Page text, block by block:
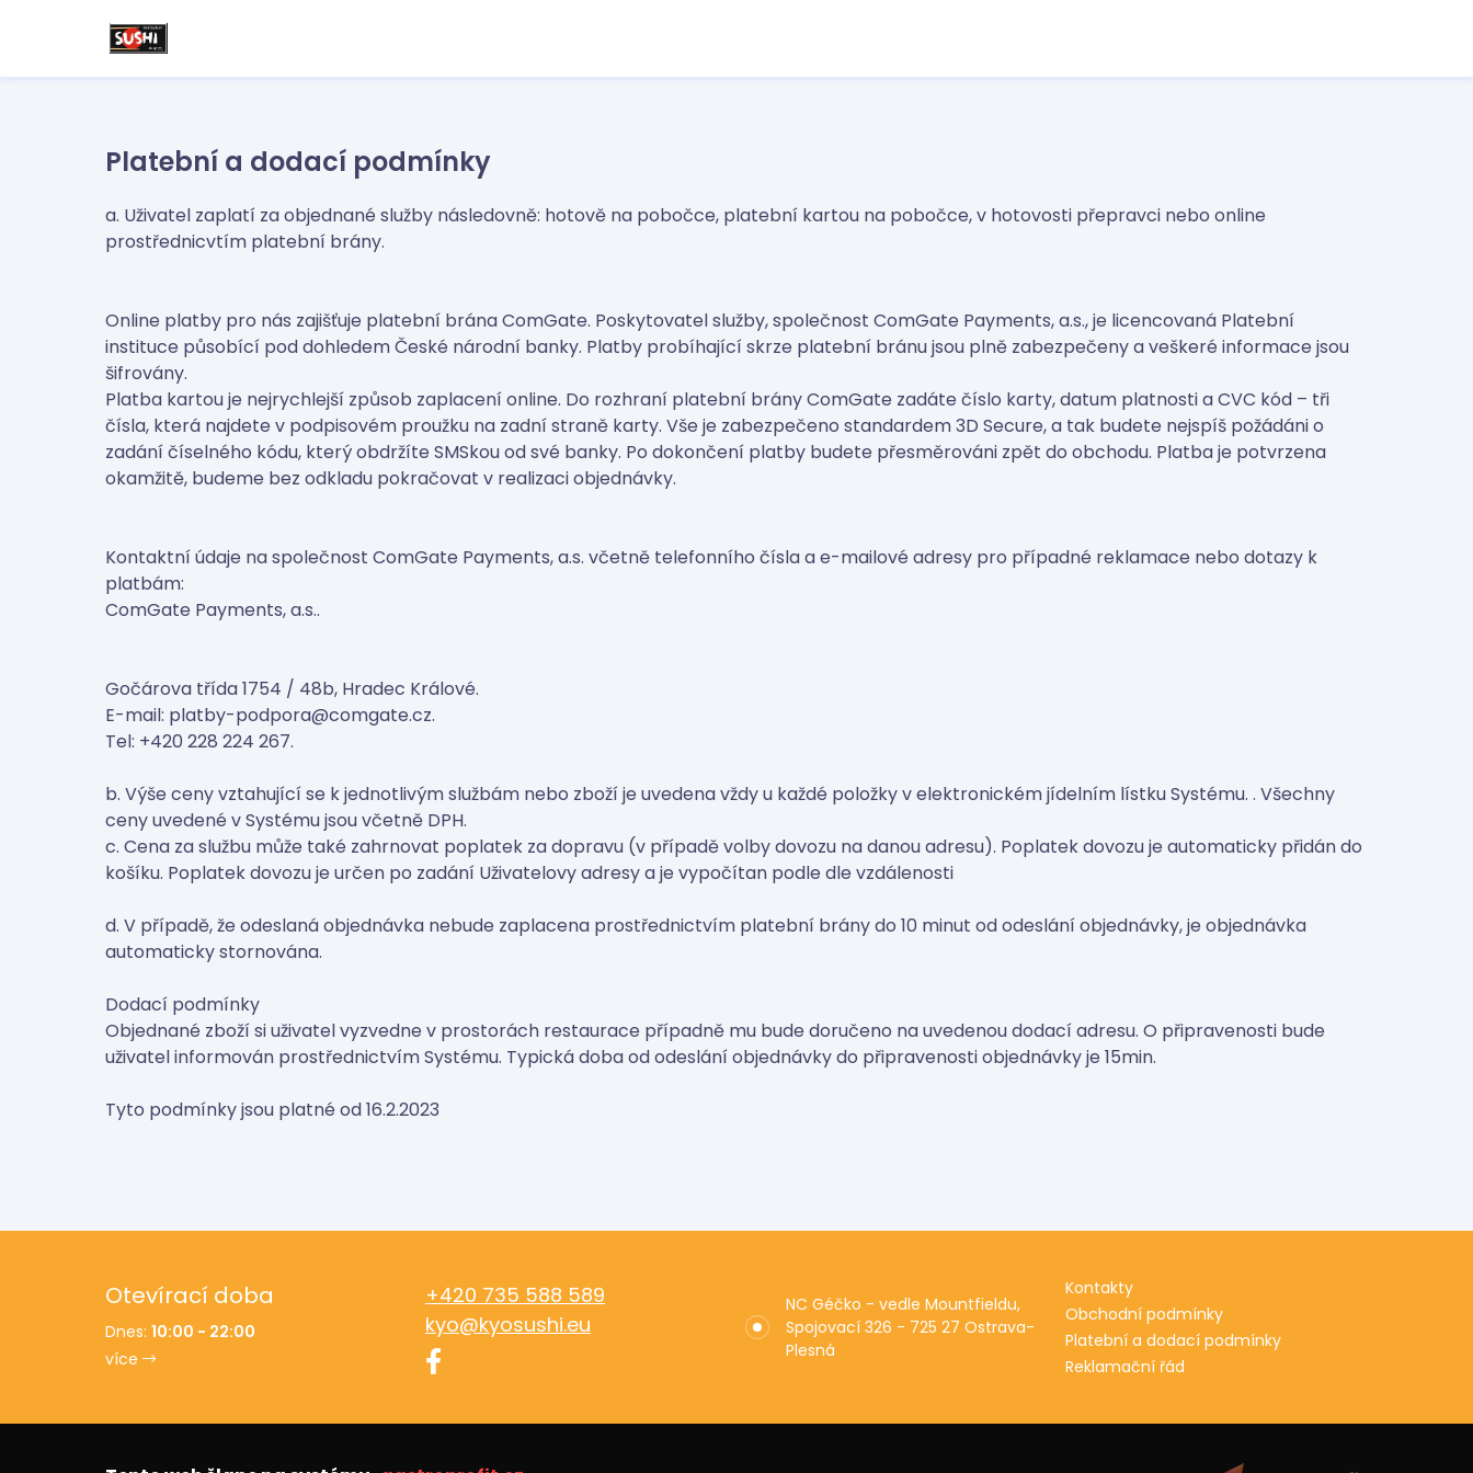
Platební a dodací podmínky
a. Uživatel zaplatí za objednané služby následovně: hotově na pobočce, platební kartou na pobočce, v hotovosti přepravci nebo online
prostřednicvtím platební brány.
Online platby pro nás zajišťuje platební brána ComGate. Poskytovatel služby, společnost ComGate Payments, a.s., je licencovaná Platební
instituce působící pod dohledem České národní banky. Platby probíhající skrze platební bránu jsou plně zabezpečeny a veškeré informace jsou
šifrovány.
Platba kartou je nejrychlejší způsob zaplacení online. Do rozhraní platební brány ComGate zadáte číslo karty, datum platnosti a CVC kód – tři
čísla, která najdete v podpisovém proužku na zadní straně karty. Vše je zabezpečeno standardem 3D Secure, a tak budete nejspíš požádáni o
zadání číselného kódu, který obdržíte SMSkou od své banky. Po dokončení platby budete přesměrováni zpět do obchodu. Platba je potvrzena
okamžitě, budeme bez odkladu pokračovat v realizaci objednávky.
Kontaktní údaje na společnost ComGate Payments, a.s. včetně telefonního čísla a e-mailové adresy pro případné reklamace nebo dotazy k
platbám:
ComGate Payments, a.s..
Gočárova třída 1754 / 48b, Hradec Králové.
E-mail: platby-podpora@comgate.cz.
Tel: +420 228 224 267.
b. Výše ceny vztahující se k jednotlivým službám nebo zboží je uvedena vždy u každé položky v elektronickém jídelním lístku Systému. . Všechny
ceny uvedené v Systému jsou včetně DPH.
c. Cena za službu může také zahrnovat poplatek za dopravu (v případě volby dovozu na danou adresu). Poplatek dovozu je automaticky přidán do
košíku. Poplatek dovozu je určen po zadání Uživatelovy adresy a je vypočítan podle dle vzdálenosti
d. V případě, že odeslaná objednávka nebude zaplacena prostřednictvím platební brány do 10 minut od odeslání objednávky, je objednávka
automaticky stornována.
Dodací podmínky
Objednané zboží si uživatel vyzvedne v prostorách restaurace případně mu bude doručeno na uvedenou dodací adresu. O připravenosti bude
uživatel informován prostřednictvím Systému. Typická doba od odeslání objednávky do připravenosti objednávky je 15min.
Tyto podmínky jsou platné od 16.2.2023
Otevírací doba
Dnes: 10:00 - 22:00
více
+420 735 588 589
kyo@kyosushi.eu
NC Géčko - vedle Mountfieldu,
Spojovací 326 - 725 27 Ostrava-
Plesná
Kontakty
Obchodní podmínky
Platební a dodací podmínky
Reklamační řád